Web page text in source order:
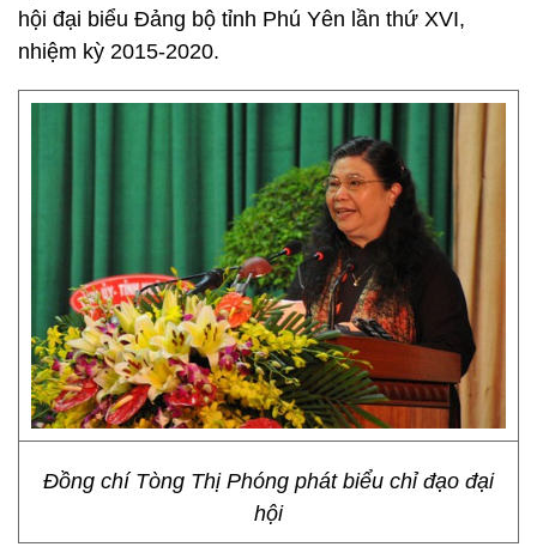
hội đại biểu Đảng bộ tỉnh Phú Yên lần thứ XVI,
nhiệm kỳ 2015-2020.
Đồng chí Tòng Thị Phóng phát biểu chỉ đạo đại
hội